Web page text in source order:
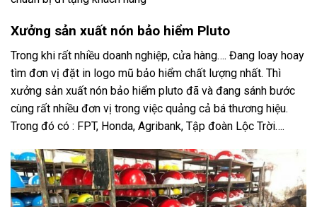
Xưởng sản xuất nón bảo hiểm Pluto
Trong khi rất nhiều doanh nghiệp, cửa hàng…. Đang loay hoay
tìm đơn vị đặt in logo mũ bảo hiểm chất lượng nhất. Thì
xưởng sản xuất nón bảo hiểm pluto đã và đang sánh bước
cùng rất nhiều đơn vị trong việc quảng cả bá thương hiệu.
Trong đó có : FPT, Honda, Agribank, Tập đoàn Lộc Trời….